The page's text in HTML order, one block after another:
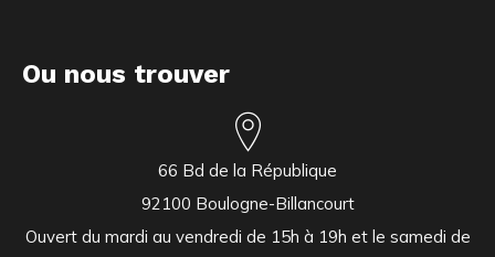
Ou nous trouver
66 Bd de la République
92100 Boulogne-Billancourt
Ouvert du mardi au vendredi de 15h à 19h et le samedi de